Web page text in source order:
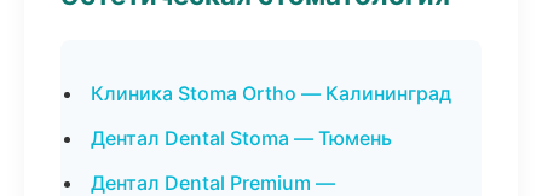
Клиника Stoma Ortho — Калининград
Дентал Dental Stoma — Тюмень
Дентал Dental Premium —